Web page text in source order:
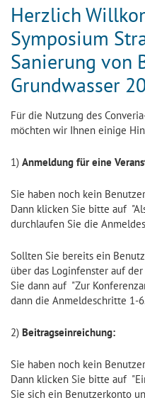
Herzlich
Symposium
Sanierung von
Grundwasser
Für die Nutzung des
möchten wir Ihnen einige
1) Anmeldung für eine
Sie haben noch kein
Dann klicken Sie bitte auf
durchlaufen Sie die
Sollten Sie bereits ein
über das Loginfenster auf
Sie dann auf "Zur
dann die Anmeldeschritte 1-
2) Beitragseinreichung:
Sie haben noch kein
Dann klicken Sie bitte auf
Sie sich ein Benutzerkonto